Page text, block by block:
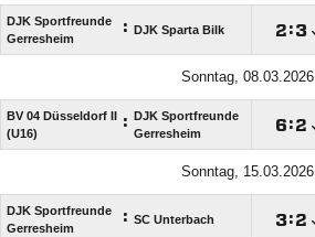
DJK Sportfreunde
Gerresheim
: DJK Sparta Bilk :
Sonntag, 08.03.2026
BV 04 Düsseldorf II
(U16)
:
DJK Sportfreunde
Gerresheim
:
Sonntag, 15.03.2026
DJK Sportfreunde
Gerresheim
: SC Unterbach :